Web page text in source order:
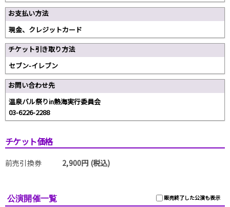
お支払い方法
現金、クレジットカード
チケット引き取り方法
セブン-イレブン
お問い合わせ先
温泉バル祭りin熱海実行委員会
03-6226-2288
チケット価格
前売引換券 2,900円 (税込)
販売終了した公演も表示
公演開催一覧